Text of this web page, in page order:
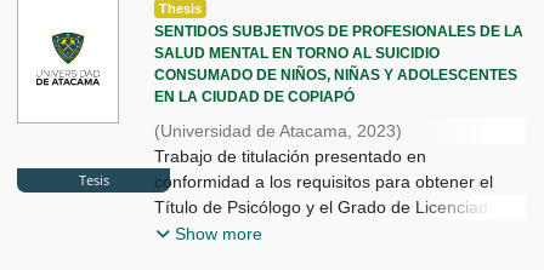
Tesis
Thesis
SENTIDOS SUBJETIVOS DE PROFESIONALES DE LA
SALUD MENTAL EN TORNO AL SUICIDIO
CONSUMADO DE NIÑOS, NIÑAS Y ADOLESCENTES
EN LA CIUDAD DE COPIAPÓ
(Universidad de Atacama 2023)
Barraza Rivas, Javiera;Fuentes Urrutia, Felipe
Vega Álvarez, Alejandra;
Universidad de Atacama
Trabajo de titulación presentado en
conformidad a los requisitos para obtener el
Título de Psicólogo y el Grado de Licenciado en
Psicología.
Show more